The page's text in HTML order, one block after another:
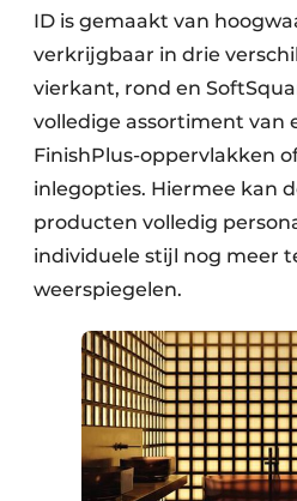
ID is gemaakt van
verkrijgbaar in drie
vierkant, rond en
volledige assortiment van
FinishPlus-oppervlakken
inlegopties. Hiermee kan
producten volledig
individuele stijl nog meer
weerspiegelen.